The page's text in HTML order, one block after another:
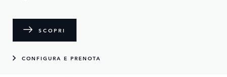
SCOPRI
CONFIGURA E PRENOTA